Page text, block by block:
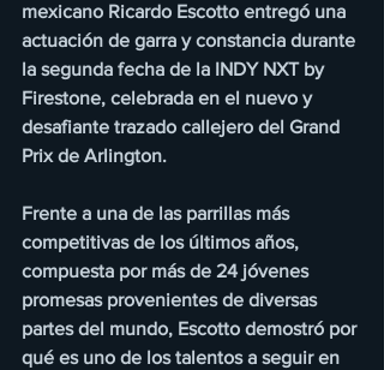
mexicano Ricardo Escotto entregó una
actuación de garra y constancia durante
la segunda fecha de la INDY NXT by
Firestone, celebrada en el nuevo y
desafiante trazado callejero del Grand
Prix de Arlington.
Frente a una de las parrillas más
competitivas de los últimos años,
compuesta por más de 24 jóvenes
promesas provenientes de diversas
partes del mundo, Escotto demostró por
qué es uno de los talentos a seguir en